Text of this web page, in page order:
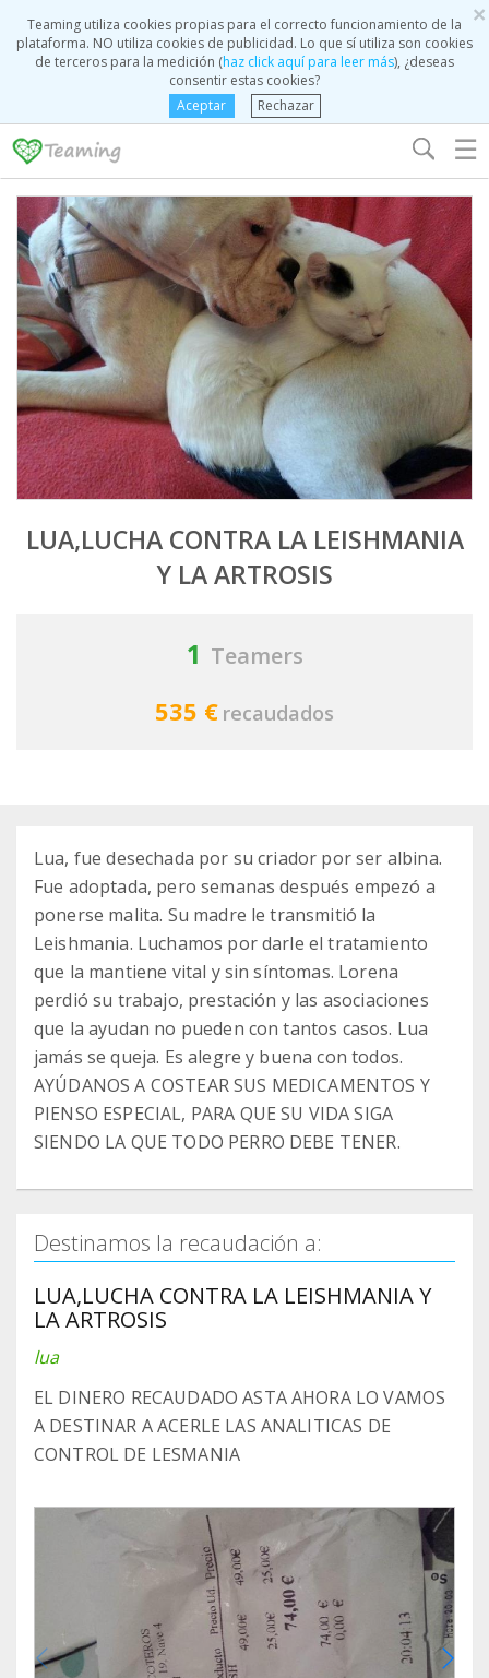
×
Teaming utiliza cookies propias para el correcto funcionamiento de la
plataforma. NO utiliza cookies de publicidad. Lo que sí utiliza son cookies
de terceros para la medición (haz click aquí para leer más), ¿deseas
consentir estas cookies?
Aceptar
Rechazar
☰
LUA,LUCHA CONTRA LA LEISHMANIA
Y LA ARTROSIS
1 Teamers
535 € recaudados
Lua, fue desechada por su criador por ser albina.
Fue adoptada, pero semanas después empezó a
ponerse malita. Su madre le transmitió la
Leishmania. Luchamos por darle el tratamiento
que la mantiene vital y sin síntomas. Lorena
perdió su trabajo, prestación y las asociaciones
que la ayudan no pueden con tantos casos. Lua
jamás se queja. Es alegre y buena con todos.
AYÚDANOS A COSTEAR SUS MEDICAMENTOS Y
PIENSO ESPECIAL, PARA QUE SU VIDA SIGA
SIENDO LA QUE TODO PERRO DEBE TENER.
Destinamos la recaudación a:
LUA,LUCHA CONTRA LA LEISHMANIA Y
LA ARTROSIS
lua
EL DINERO RECAUDADO ASTA AHORA LO VAMOS
A DESTINAR A ACERLE LAS ANALITICAS DE
CONTROL DE LESMANIA